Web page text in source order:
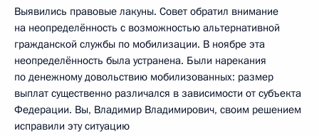
Выявились правовые лакуны. Совет обратил внимание
на неопределённость с возможностью альтернативной
гражданской службы по мобилизации. В ноябре эта
неопределённость была устранена. Были нарекания
по денежному довольствию мобилизованных: размер
выплат существенно различался в зависимости от субъекта
Федерации. Вы, Владимир Владимирович, своим решением
исправили эту ситуацию